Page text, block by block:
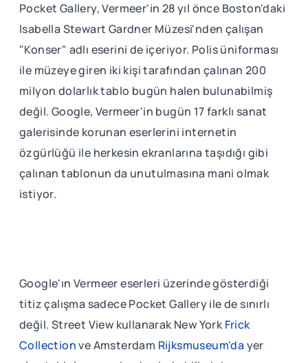
Pocket Gallery, Vermeer'in 28 yıl önce Boston'daki
Isabella Stewart Gardner Müzesi'nden çalışan
"Konser" adlı eserini de içeriyor. Polis üniforması
ile müzeye giren iki kişi tarafından çalınan 200
milyon dolarlık tablo bugün halen bulunabilmiş
değil. Google, Vermeer'in bugün 17 farklı sanat
galerisinde korunan eserlerini internetin
özgürlüğü ile herkesin ekranlarına taşıdığı gibi
çalınan tablonun da unutulmasına mani olmak
istiyor.
Google'ın Vermeer eserleri üzerinde gösterdiği
titiz çalışma sadece Pocket Gallery ile de sınırlı
değil. Street View kullanarak New YorkFrick
Collectionve Amsterdam Rijksmuseum'da yer